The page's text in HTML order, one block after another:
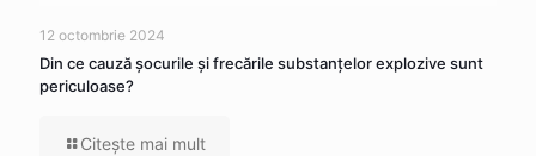
12 octombrie 2024
Din ce cauză şocurile şi frecările substanţelor explozive sunt
periculoase?
Citeşte mai mult